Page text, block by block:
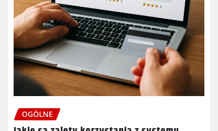
OGÓLNE